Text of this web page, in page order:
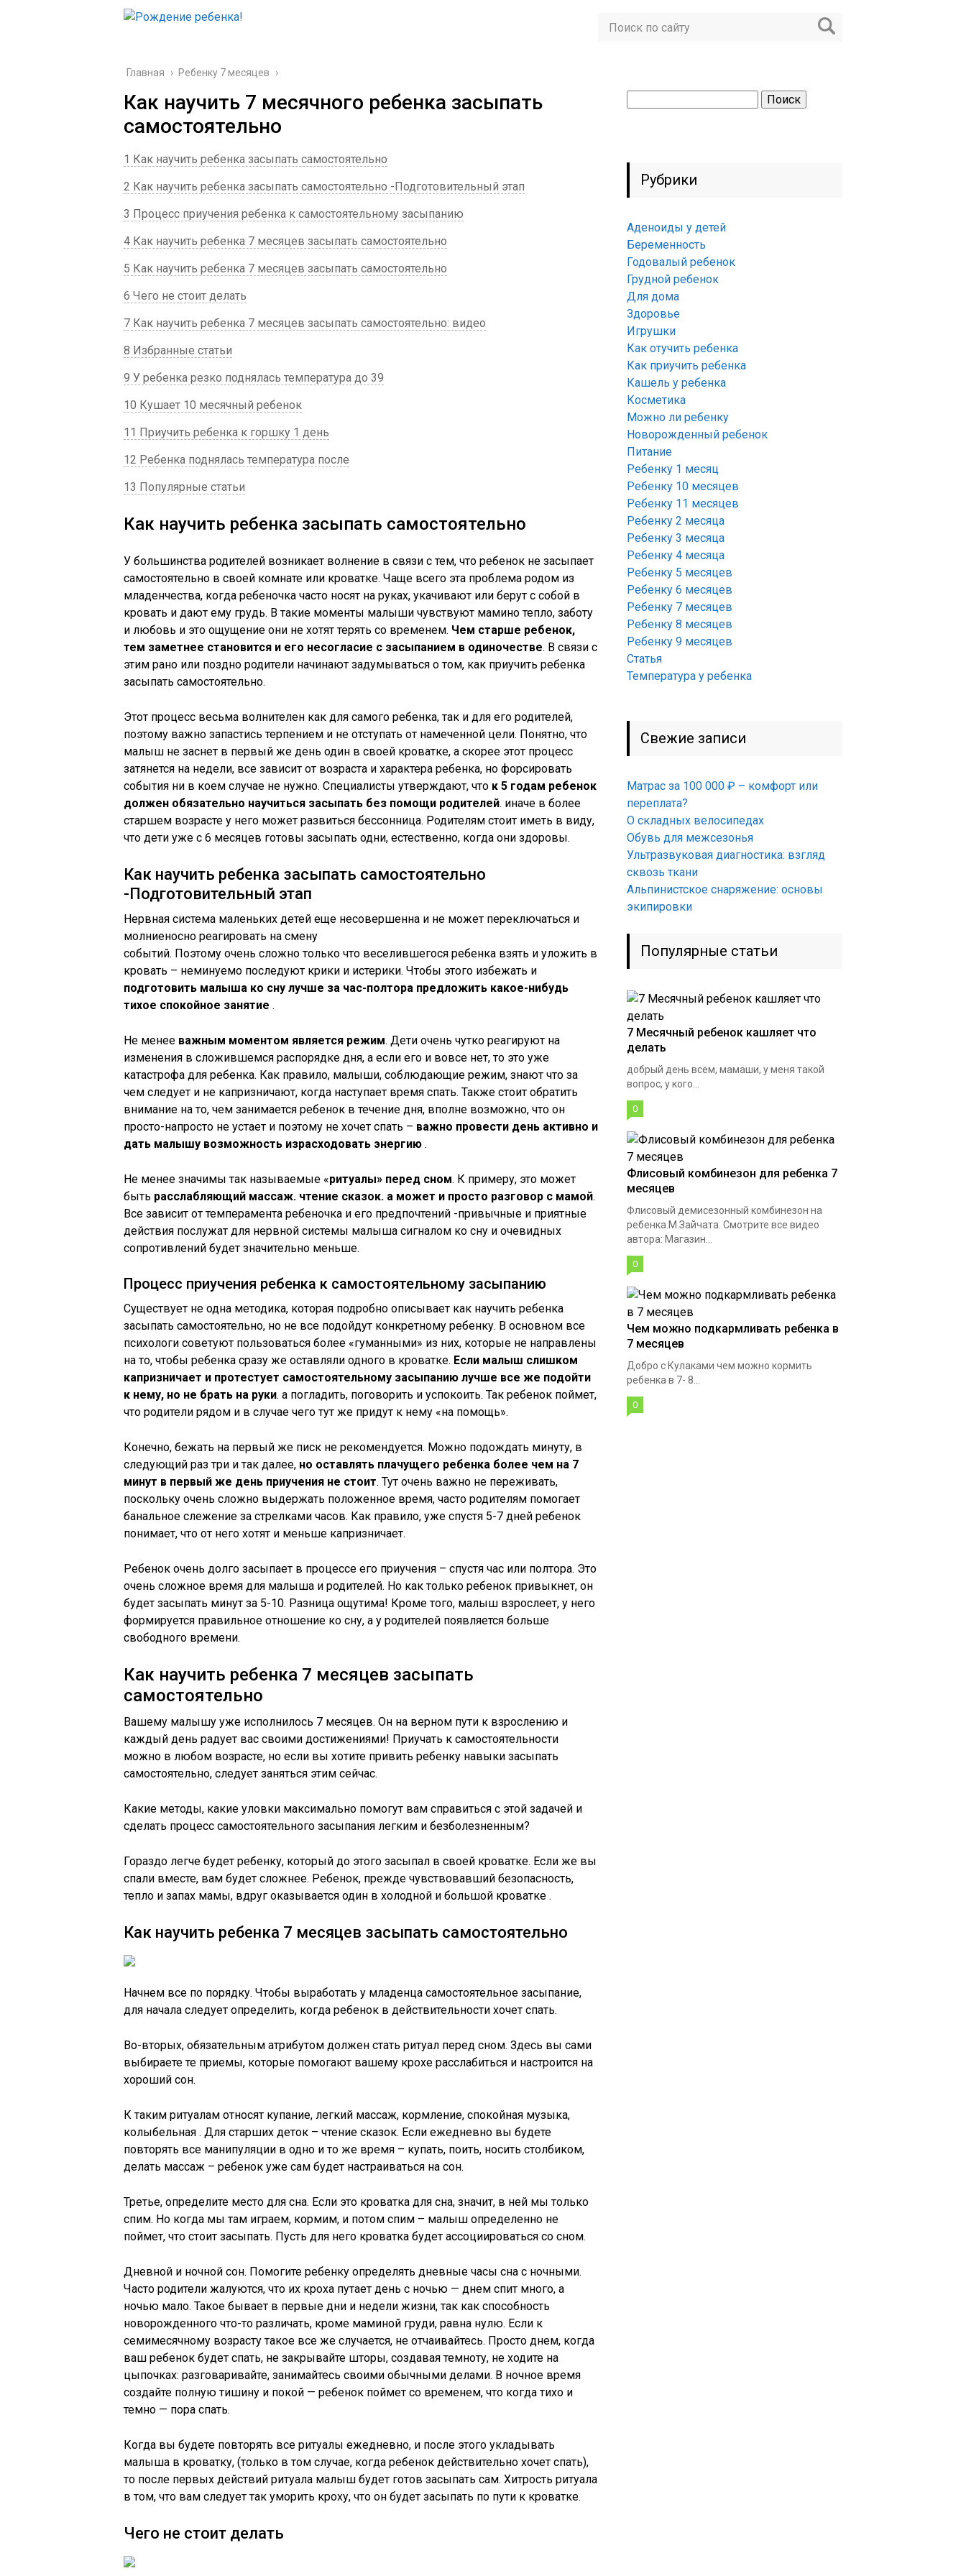
Главная › Ребенку 7 месяцев ›
Как научить 7 месячного ребенка засыпать
самостоятельно
1 Как научить ребенка засыпать самостоятельно
2 Как научить ребенка засыпать самостоятельно -Подготовительный этап
3 Процесс приучения ребенка к самостоятельному засыпанию
4 Как научить ребенка 7 месяцев засыпать самостоятельно
5 Как научить ребенка 7 месяцев засыпать самостоятельно
6 Чего не стоит делать
7 Как научить ребенка 7 месяцев засыпать самостоятельно: видео
8 Избранные статьи
9 У ребенка резко поднялась температура до 39
10 Кушает 10 месячный ребенок
11 Приучить ребенка к горшку 1 день
12 Ребенка поднялась температура после
13 Популярные статьи
Как научить ребенка засыпать самостоятельно
У большинства родителей возникает волнение в связи с тем, что ребенок не засыпает
самостоятельно в своей комнате или кроватке. Чаще всего эта проблема родом из
младенчества, когда ребеночка часто носят на руках, укачивают или берут с собой в
кровать и дают ему грудь. В такие моменты малыши чувствуют мамино тепло, заботу
и любовь и это ощущение они не хотят терять со временем. Чем старше ребенок,
тем заметнее становится и его несогласие с засыпанием в одиночестве. В связи с
этим рано или поздно родители начинают задумываться о том, как приучить ребенка
засыпать самостоятельно.
Этот процесс весьма волнителен как для самого ребенка, так и для его родителей,
поэтому важно запастись терпением и не отступать от намеченной цели. Понятно, что
малыш не заснет в первый же день один в своей кроватке, а скорее этот процесс
затянется на недели, все зависит от возраста и характера ребенка, но форсировать
события ни в коем случае не нужно. Специалисты утверждают, что к 5 годам ребенок
должен обязательно научиться засыпать без помощи родителей. иначе в более
старшем возрасте у него может развиться бессонница. Родителям стоит иметь в виду,
что дети уже с 6 месяцев готовы засыпать одни, естественно, когда они здоровы.
Как научить ребенка засыпать самостоятельно
-Подготовительный этап
Нервная система маленьких детей еще несовершенна и не может переключаться и
молниеносно реагировать на смену
событий. Поэтому очень сложно только что веселившегося ребенка взять и уложить в
кровать – неминуемо последуют крики и истерики. Чтобы этого избежать и
подготовить малыша ко сну лучше за час-полтора предложить какое-нибудь
тихое спокойное занятие .
Не менее важным моментом является режим. Дети очень чутко реагируют на
изменения в сложившемся распорядке дня, а если его и вовсе нет, то это уже
катастрофа для ребенка. Как правило, малыши, соблюдающие режим, знают что за
чем следует и не капризничают, когда наступает время спать. Также стоит обратить
внимание на то, чем занимается ребенок в течение дня, вполне возможно, что он
просто-напросто не устает и поэтому не хочет спать – важно провести день активно и
дать малышу возможность израсходовать энергию .
Не менее значимы так называемые «ритуалы» перед сном. К примеру, это может
быть расслабляющий массаж. чтение сказок. а может и просто разговор с мамой.
Все зависит от темперамента ребеночка и его предпочтений -привычные и приятные
действия послужат для нервной системы малыша сигналом ко сну и очевидных
сопротивлений будет значительно меньше.
Процесс приучения ребенка к самостоятельному засыпанию
Существует не одна методика, которая подробно описывает как научить ребенка
засыпать самостоятельно, но не все подойдут конкретному ребенку. В основном все
психологи советуют пользоваться более «гуманными» из них, которые не направлены
на то, чтобы ребенка сразу же оставляли одного в кроватке. Если малыш слишком
капризничает и протестует самостоятельному засыпанию лучше все же подойти
к нему, но не брать на руки. а погладить, поговорить и успокоить. Так ребенок поймет,
что родители рядом и в случае чего тут же придут к нему «на помощь».
Конечно, бежать на первый же писк не рекомендуется. Можно подождать минуту, в
следующий раз три и так далее, но оставлять плачущего ребенка более чем на 7
минут в первый же день приучения не стоит. Тут очень важно не переживать,
поскольку очень сложно выдержать положенное время, часто родителям помогает
банальное слежение за стрелками часов. Как правило, уже спустя 5-7 дней ребенок
понимает, что от него хотят и меньше капризничает.
Ребенок очень долго засыпает в процессе его приучения – спустя час или полтора. Это
очень сложное время для малыша и родителей. Но как только ребенок привыкнет, он
будет засыпать минут за 5-10. Разница ощутима! Кроме того, малыш взрослеет, у него
формируется правильное отношение ко сну, а у родителей появляется больше
свободного времени.
Как научить ребенка 7 месяцев засыпать
самостоятельно
Вашему малышу уже исполнилось 7 месяцев. Он на верном пути к взрослению и
каждый день радует вас своими достижениями! Приучать к самостоятельности
можно в любом возрасте, но если вы хотите привить ребенку навыки засыпать
самостоятельно, следует заняться этим сейчас.
Какие методы, какие уловки максимально помогут вам справиться с этой задачей и
сделать процесс самостоятельного засыпания легким и безболезненным?
Гораздо легче будет ребенку, который до этого засыпал в своей кроватке. Если же вы
спали вместе, вам будет сложнее. Ребенок, прежде чувствовавший безопасность,
тепло и запах мамы, вдруг оказывается один в холодной и большой кроватке .
Как научить ребенка 7 месяцев засыпать самостоятельно
Начнем все по порядку. Чтобы выработать у младенца самостоятельное засыпание,
для начала следует определить, когда ребенок в действительности хочет спать.
Во-вторых, обязательным атрибутом должен стать ритуал перед сном. Здесь вы сами
выбираете те приемы, которые помогают вашему крохе расслабиться и настроится на
хороший сон.
К таким ритуалам относят купание, легкий массаж, кормление, спокойная музыка,
колыбельная . Для старших деток – чтение сказок. Если ежедневно вы будете
повторять все манипуляции в одно и то же время – купать, поить, носить столбиком,
делать массаж – ребенок уже сам будет настраиваться на сон.
Третье, определите место для сна. Если это кроватка для сна, значит, в ней мы только
спим. Но когда мы там играем, кормим, и потом спим – малыш определенно не
поймет, что стоит засыпать. Пусть для него кроватка будет ассоциироваться со сном.
Дневной и ночной сон. Помогите ребенку определять дневные часы сна с ночными.
Часто родители жалуются, что их кроха путает день с ночью — днем спит много, а
ночью мало. Такое бывает в первые дни и недели жизни, так как способность
новорожденного что-то различать, кроме маминой груди, равна нулю. Если к
семимесячному возрасту такое все же случается, не отчаивайтесь. Просто днем, когда
ваш ребенок будет спать, не закрывайте шторы, создавая темноту, не ходите на
цыпочках: разговаривайте, занимайтесь своими обычными делами. В ночное время
создайте полную тишину и покой — ребенок поймет со временем, что когда тихо и
темно — пора спать.
Когда вы будете повторять все ритуалы ежедневно, и после этого укладывать
малыша в кроватку, (только в том случае, когда ребенок действительно хочет спать),
то после первых действий ритуала малыш будет готов засыпать сам. Хитрость ритуала
в том, что вам следует так уморить кроху, что он будет засыпать по пути к кроватке.
Чего не стоит делать
Рубрики
Аденоиды у детей
Беременность
Годовалый ребенок
Грудной ребенок
Для дома
Здоровье
Игрушки
Как отучить ребенка
Как приучить ребенка
Кашель у ребенка
Косметика
Можно ли ребенку
Новорожденный ребенок
Питание
Ребенку 1 месяц
Ребенку 10 месяцев
Ребенку 11 месяцев
Ребенку 2 месяца
Ребенку 3 месяца
Ребенку 4 месяца
Ребенку 5 месяцев
Ребенку 6 месяцев
Ребенку 7 месяцев
Ребенку 8 месяцев
Ребенку 9 месяцев
Статья
Температура у ребенка
Свежие записи
Матрас за 100 000 ₽ – комфорт или
переплата?
О складных велосипедах
Обувь для межсезонья
Ультразвуковая диагностика: взгляд
сквозь ткани
Альпинистское снаряжение: основы
экипировки
Популярные статьи
7 Месячный ребенок кашляет что
делать
добрый день всем, мамаши, у меня такой
вопрос, у кого...
0
Флисовый комбинезон для ребенка 7
месяцев
Флисовый демисезонный комбинезон на
ребенка.М.Зайчата. Смотрите все видео
автора: Магазин...
0
Чем можно подкармливать ребенка в
7 месяцев
Добро с Кулаками чем можно кормить
ребенка в 7- 8...
0